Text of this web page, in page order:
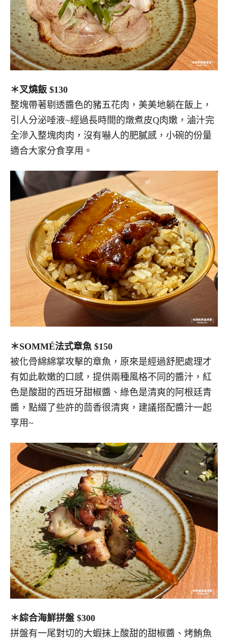
＊叉燒飯 $130
整塊帶著剔透醬色的豬五花肉，美美地躺在飯上，
引人分泌唾液~經過長時間的燉煮皮Q肉嫩，滷汁完
全滲入整塊肉肉，沒有嚇人的肥膩感，小碗的份量
適合大家分食享用。
＊SOMMÉ法式章魚 $150
被化骨綿綿掌攻擊的章魚，原來是經過舒肥處理才
有如此軟嫩的口感，提供兩種風格不同的醬汁，紅
色是酸甜的西班牙甜椒醬、綠色是清爽的阿根廷青
醬，點綴了些許的茴香很清爽，建議搭配醬汁一起
享用~
＊綜合海鮮拼盤 $300
拼盤有一尾對切的大蝦抹上酸甜的甜椒醬、烤鮪魚